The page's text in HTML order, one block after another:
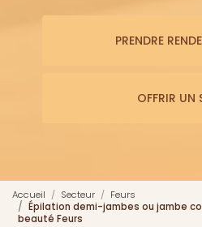
PRENDRE
OFFRIR UN
Accueil Secteur
Feurs
Épilation demi-jambes ou jambe
beauté Feurs